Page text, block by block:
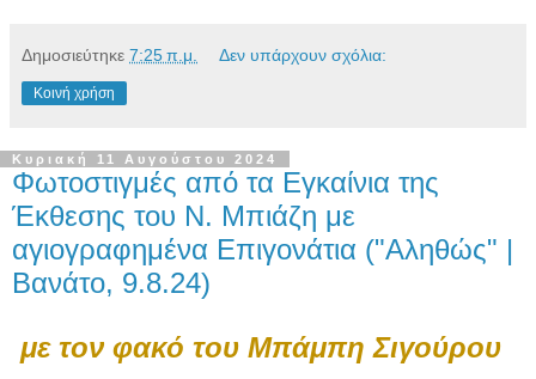
Δημοσιεύτηκε 7:25 π.μ. Δεν υπάρχουν σχόλια:
Κοινή χρήση
Κυριακή 11 Αυγούστου 2024
Φωτοστιγμές από τα Εγκαίνια της
Έκθεσης του Ν. Μπιάζη με
αγιογραφημένα Επιγονάτια ("Αληθώς" |
Βανάτο, 9.8.24)
με τον φακό του Μπάμπη Σιγούρου